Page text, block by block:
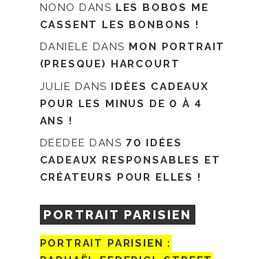
NONO DANS LES BOBOS ME
CASSENT LES BONBONS !
DANIELE DANS MON PORTRAIT
(PRESQUE) HARCOURT
JULIE DANS IDÉES CADEAUX
POUR LES MINUS DE 0 À 4
ANS !
DEEDEE DANS 70 IDÉES
CADEAUX RESPONSABLES ET
CRÉATEURS POUR ELLES !
PORTRAIT PARISIEN
PORTRAIT PARISIEN :